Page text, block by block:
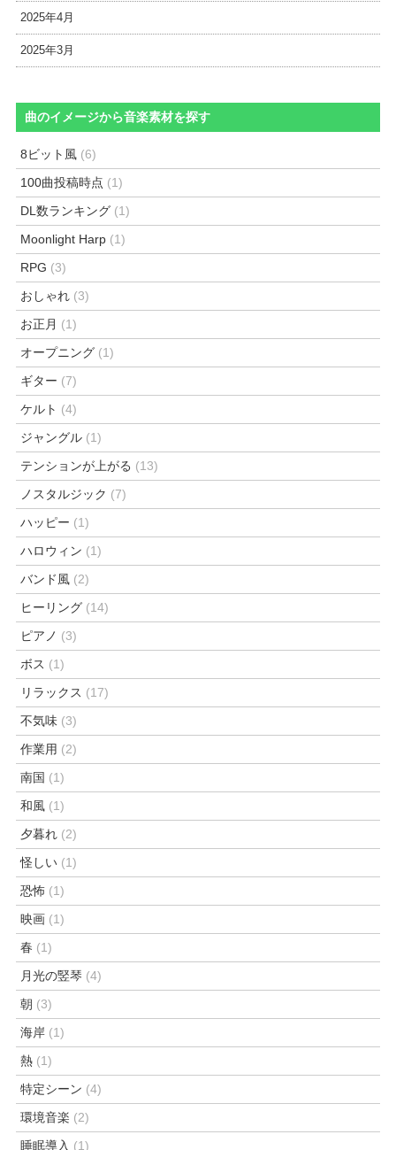
2025年4月
2025年3月
曲のイメージから音楽素材を探す
8ビット風 (6)
100曲投稿時点 (1)
DL数ランキング (1)
Moonlight Harp (1)
RPG (3)
おしゃれ (3)
お正月 (1)
オープニング (1)
ギター (7)
ケルト (4)
ジャングル (1)
テンションが上がる (13)
ノスタルジック (7)
ハッピー (1)
ハロウィン (1)
バンド風 (2)
ヒーリング (14)
ピアノ (3)
ボス (1)
リラックス (17)
不気味 (3)
作業用 (2)
南国 (1)
和風 (1)
夕暮れ (2)
怪しい (1)
恐怖 (1)
映画 (1)
春 (1)
月光の竪琴 (4)
朝 (3)
海岸 (1)
熱 (1)
特定シーン (4)
環境音楽 (2)
睡眠導入 (1)